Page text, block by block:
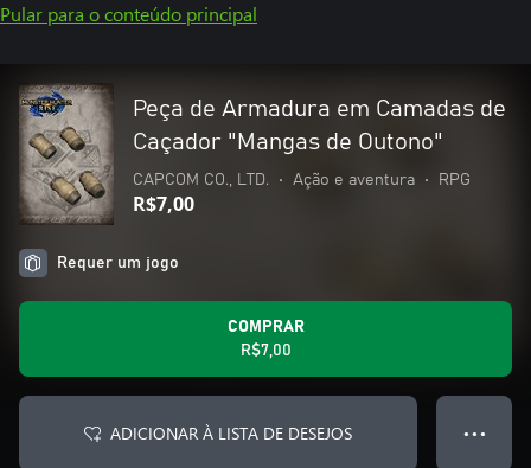
Pular para o conteúdo principal
Peça de Armadura em Camadas de
Caçador "Mangas de Outono"
CAPCOM CO., LTD. • Ação e aventura • RPG
R$7,00
Requer um jogo
COMPRAR
R$7,00
ADICIONAR À LISTA DE DESEJOS ● ● ●